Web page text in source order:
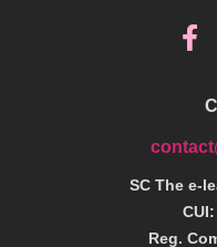
SC The e-
CUI:
Reg.